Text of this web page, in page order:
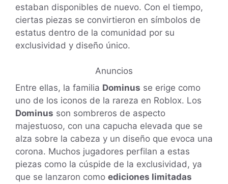
estaban disponibles de nuevo. Con el tiempo,
ciertas piezas se convirtieron en símbolos de
estatus dentro de la comunidad por su
exclusividad y diseño único.
Anuncios
Entre ellas, la familia Dominus se erige como
uno de los iconos de la rareza en Roblox. Los
Dominus son sombreros de aspecto
majestuoso, con una capucha elevada que se
alza sobre la cabeza y un diseño que evoca una
corona. Muchos jugadores perfilan a estas
piezas como la cúspide de la exclusividad, ya
que se lanzaron como ediciones limitadas